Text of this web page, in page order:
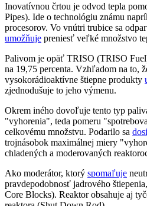
Inovatívnou črtou je odvod tepla
Pipes). Ide o technológiu známu
procesorov. Vo vnútri trubice sa
umožňuje preniesť veľké množstvo
Palivom je opäť TRISO (TRISO
na 19,75 percenta. Vzhľadom na to,
vysokorádioaktívne štiepne produkty
zjednodušuje to jeho výmenu.
Okrem iného dovoľuje tento typ
"vyhorenia", teda pomeru
celkovému množstvu. Podarilo sa
trojnásobok maximálnej miery
chladených a moderovaných
Ako moderátor, ktorý spomaľuje
pravdepodobnosť jadrového
Core Blocks). Reaktor obsahuje aj